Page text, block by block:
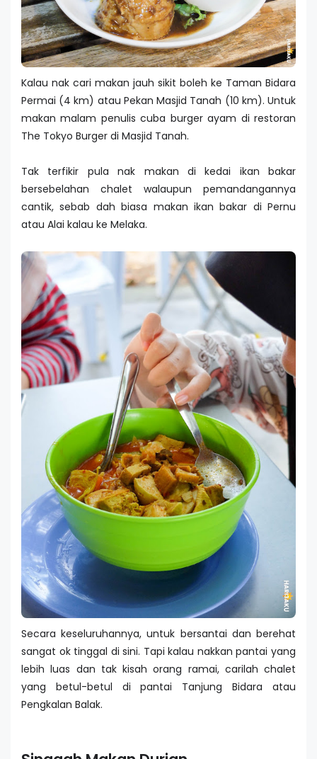
Kalau nak cari makan jauh sikit boleh ke Taman Bidara
Permai (4 km) atau Pekan Masjid Tanah (10 km). Untuk
makan malam penulis cuba burger ayam di restoran
The Tokyo Burger di Masjid Tanah.
Tak terfikir pula nak makan di kedai ikan bakar
bersebelahan chalet walaupun pemandangannya
cantik, sebab dah biasa makan ikan bakar di Pernu
atau Alai kalau ke Melaka.
Secara keseluruhannya, untuk bersantai dan berehat
sangat ok tinggal di sini. Tapi kalau nakkan pantai yang
lebih luas dan tak kisah orang ramai, carilah chalet
yang betul-betul di pantai Tanjung Bidara atau
Pengkalan Balak.